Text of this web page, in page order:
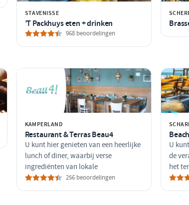
STAVENISSE
’T Packhuys eten + drinken
968 beoordelingen
KAMPERLAND
Restaurant & Terras Beau4
U kunt hier genieten van een heerlijke
lunch of diner, waarbij verse
ingrediënten van lokale
256 beoordelingen
U
de
het